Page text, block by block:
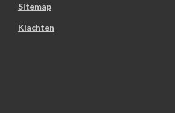
Sitemap
Klachten